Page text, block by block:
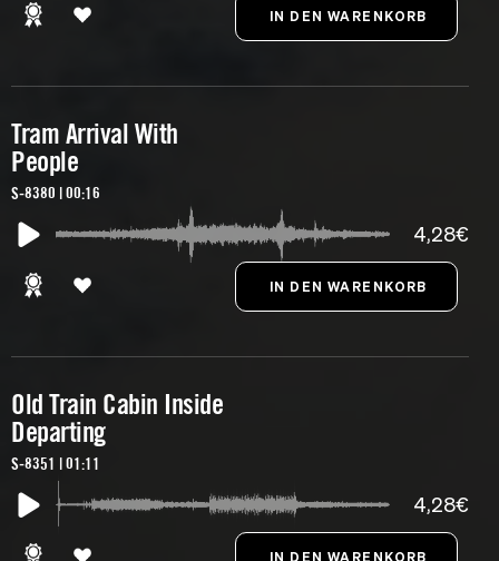
Tram Arrival With
People
S-8380 | 00:16
4,28€
Old Train Cabin Inside
Departing
S-8351 | 01:11
4,28€